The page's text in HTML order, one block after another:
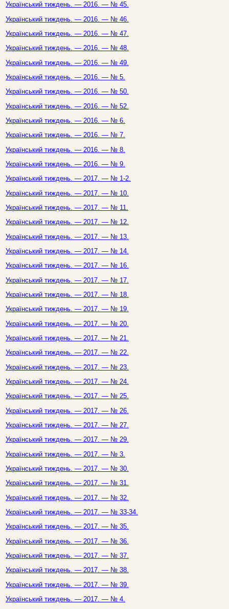
Український тиждень. — 2016. — № 45.
Український тиждень. — 2016. — № 46.
Український тиждень. — 2016. — № 47.
Український тиждень. — 2016. — № 48.
Український тиждень. — 2016. — № 49.
Український тиждень. — 2016. — № 5.
Український тиждень. — 2016. — № 50.
Український тиждень. — 2016. — № 52.
Український тиждень. — 2016. — № 6.
Український тиждень. — 2016. — № 7.
Український тиждень. — 2016. — № 8.
Український тиждень. — 2016. — № 9.
Український тиждень. — 2017. — № 1-2.
Український тиждень. — 2017. — № 10.
Український тиждень. — 2017. — № 11.
Український тиждень. — 2017. — № 12.
Український тиждень. — 2017. — № 13.
Український тиждень. — 2017. — № 14.
Український тиждень. — 2017. — № 16.
Український тиждень. — 2017. — № 17.
Український тиждень. — 2017. — № 18.
Український тиждень. — 2017. — № 19.
Український тиждень. — 2017. — № 20.
Український тиждень. — 2017. — № 21.
Український тиждень. — 2017. — № 22.
Український тиждень. — 2017. — № 23.
Український тиждень. — 2017. — № 24.
Український тиждень. — 2017. — № 25.
Український тиждень. — 2017. — № 26.
Український тиждень. — 2017. — № 27.
Український тиждень. — 2017. — № 29.
Український тиждень. — 2017. — № 3.
Український тиждень. — 2017. — № 30.
Український тиждень. — 2017. — № 31.
Український тиждень. — 2017. — № 32.
Український тиждень. — 2017. — № 33-34.
Український тиждень. — 2017. — № 35.
Український тиждень. — 2017. — № 36.
Український тиждень. — 2017. — № 37.
Український тиждень. — 2017. — № 38.
Український тиждень. — 2017. — № 39.
Український тиждень. — 2017. — № 4.